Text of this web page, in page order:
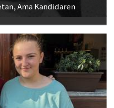
Ama Kandidaren